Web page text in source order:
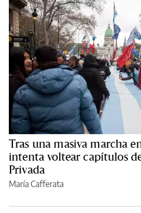
Tras una masiva marcha
intenta voltear capítulos
Privada
María Cafferata